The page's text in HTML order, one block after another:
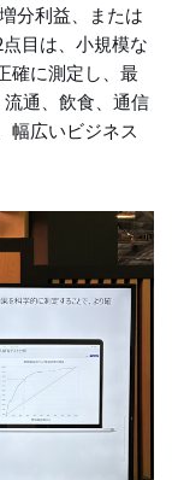
分利益、または
目は、小規模な
確に測定し、最
通、飲食、通信
幅広いビジネス